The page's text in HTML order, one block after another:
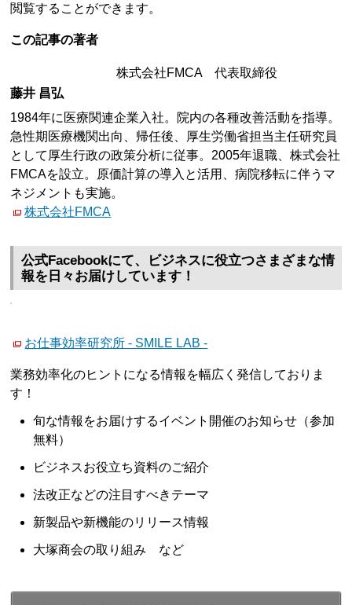
閲覧することができます。
この記事の著者
株式会社FMCA 代表取締役
藤井 昌弘
1984年に医療関連企業入社。院内の各種改善活動を指導。
急性期医療機関出向、帰任後、厚生労働省担当主任研究員
として厚生行政の政策分析に従事。2005年退職、株式会社
FMCAを設立。原価計算の導入と活用、病院移転に伴うマ
ネジメントも実施。
株式会社FMCA
公式Facebookにて、ビジネスに役立つさまざまな情
報を日々お届けしています！
お仕事効率研究所 - SMILE LAB -
業務効率化のヒントになる情報を幅広く発信しておりま
す！
旬な情報をお届けするイベント開催のお知らせ（参加
無料）
ビジネスお役立ち資料のご紹介
法改正などの注目すべきテーマ
新製品や新機能のリリース情報
大塚商会の取り組み など